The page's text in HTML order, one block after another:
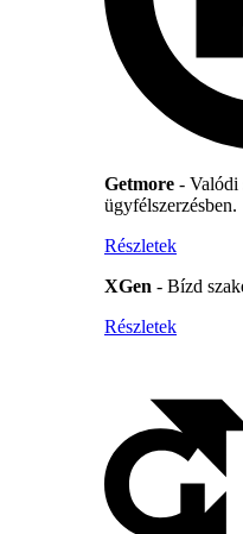
Getmore - Valódi
ügyfélszerzésben.
Részletek
XGen - Bízd
Részletek